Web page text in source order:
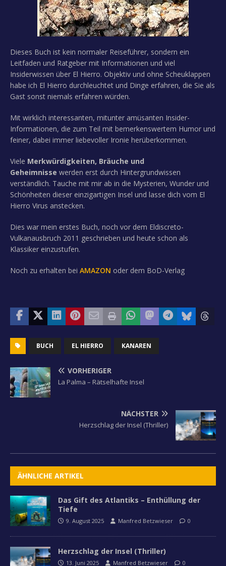
Dieses Buch ist kein normaler Reiseführer, sondern ein
Leitfaden und Ratgeber mit Informationen und viel
Insiderwissen über El Hierro. Objektiv und ohne Scheuklappen
habe ich El Hierro durchleuchtet und Dinge erfahren, die Sie als
Gast sonst niemals erfahren würden.
Mit wirklich interessanten, mitunter amüsanten Insider-
Informationen, die zum Teil mit bemerkenswertem Humor und
feiner, dabei immer liebevoller Ironie herüberkommen.
Viele Merkwürdigkeiten, Bräuche und
Geheimnisse werden erst durch Hintergrundwissen
verständlich. Tauche mit mir ab in die Mysterien, Wunder und
Schönheiten dieser einzigartigen Insel und lasse dich vom El
Hierro Virus anstecken.
Dies war mein erstes Buch, noch vor dem Eldiscreto-
Vulkanausbruch 2011 geschrieben und heute schon als
Klassiker einzustufen.
Noch zu erhalten bei AMAZON oder dem BoD-Verlag
BUCH EL HIERRO KANAREN
VORHERIGER
La Palma – Rätselhafte Insel
NÄCHSTER
Herzschlag der Insel (Thriller)
ÄHNLICHE ARTIKEL
Das Gift des Atlantiks – Enthüllung der
Tiefe
9. August 2025 Manfred Betzwieser 0
Herzschlag der Insel (Thriller)
13. Juni 2025 Manfred Betzwieser 0